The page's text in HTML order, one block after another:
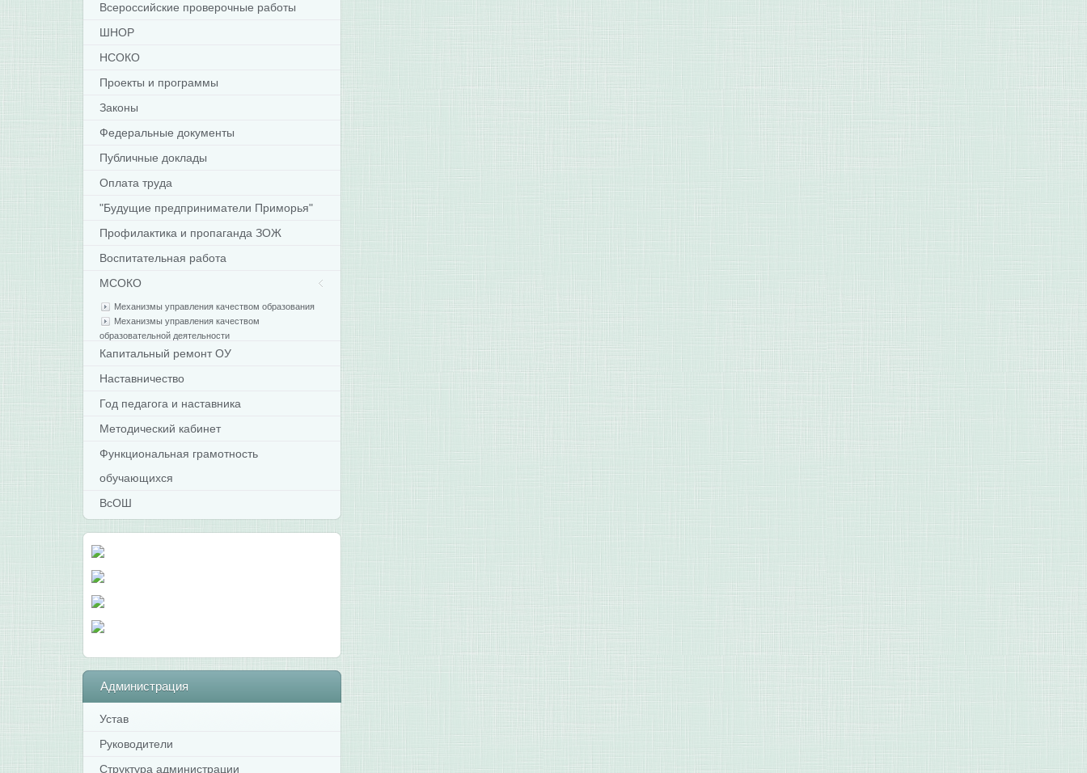
Всероссийские проверочные работы
ШНОР
НСОКО
Проекты и программы
Законы
Федеральные документы
Публичные доклады
Оплата труда
"Будущие предприниматели Приморья"
Профилактика и пропаганда ЗОЖ
Воспитательная работа
МСОКО
Механизмы управления качеством образования
Механизмы управления качеством
образовательной деятельности
Капитальный ремонт ОУ
Наставничество
Год педагога и наставника
Методический кабинет
Функциональная грамотность
обучающихся
ВсОШ
Администрация
Устав
Руководители
Структура администрации